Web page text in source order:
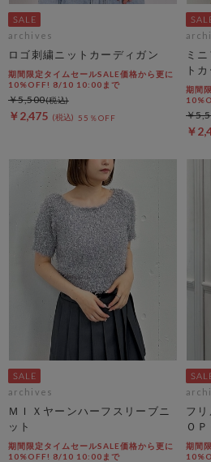
archives
ロゴ刺繍ニットカーディガン
期間限定タイムセールSALE価格から更に
10%OFF! 8/10 10:00まで
￥2,475 55％OFF
￥5,500
ミ
ト
期間
￥
￥
archives
ＭＩＸヤーンハーフスリーブニ
ット
期間限定タイムセールSALE価格から更に
10%OFF! 8/10 10:00まで
フ
ＯＰ
期間